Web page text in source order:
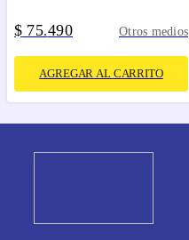
$ 75.490 Otros medios
AGREGAR AL CARRITO